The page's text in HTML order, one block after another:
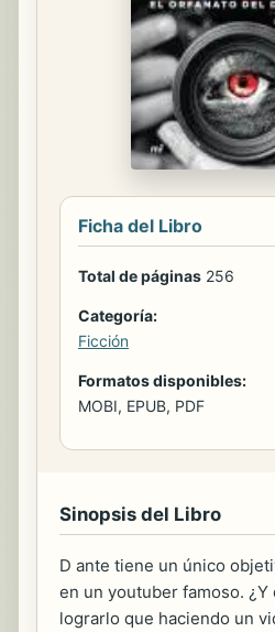
Ficha del Libro
Total de páginas 256
Categoría:
Ficción
Formatos disponibles:
MOBI, EPUB, PDF
Sinopsis del Libro
D ante tiene un único
en un youtuber famoso.
lograrlo que haciendo un